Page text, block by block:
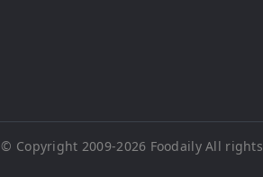
© Copyright 2009-2026 FoodailyAll rights